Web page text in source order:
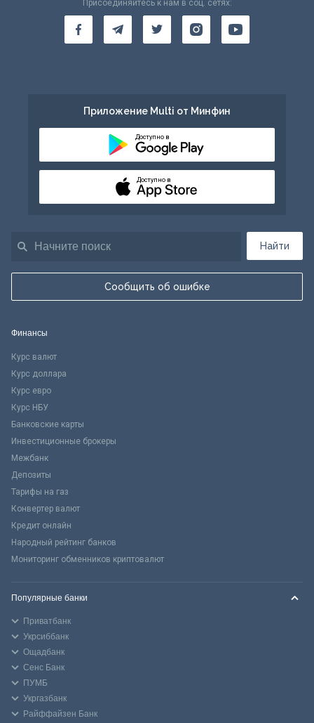
Найти
Сообщить об ошибке
Присоединяйтесь к нам в соц. сетях:
Приложение Multi от Минфин
Доступно в
Доступно в
Финансы
Курс валют
Курс доллара
Курс евро
Курс НБУ
Банковские карты
Инвестиционные брокеры
Межбанк
Депозиты
Тарифы на газ
Конвертер валют
Кредит онлайн
Народный рейтинг банков
Мониторинг обменников криптовалют
Популярные банки
Приватбанк
Укрсиббанк
Ощадбанк
Сенс Банк
ПУМБ
Укргазбанк
Райффайзен Банк